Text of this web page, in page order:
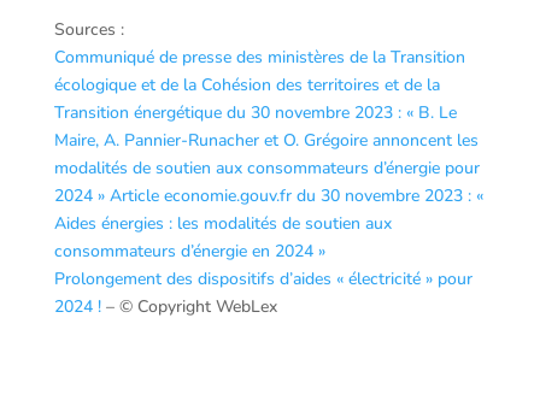
Sources :
Communiqué de presse des ministères de la Transition
écologique et de la Cohésion des territoires et de la
Transition énergétique du 30 novembre 2023 : « B. Le
Maire, A. Pannier-Runacher et O. Grégoire annoncent les
modalités de soutien aux consommateurs d’énergie pour
2024 » Article economie.gouv.fr du 30 novembre 2023 : «
Aides énergies : les modalités de soutien aux
consommateurs d’énergie en 2024 »
Prolongement des dispositifs d’aides « électricité » pour
2024 !– © Copyright WebLex